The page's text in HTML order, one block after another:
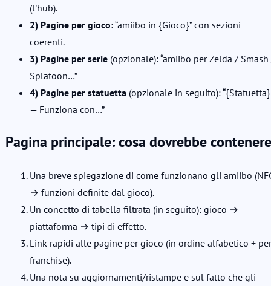
(l'hub).
2) Pagine per gioco: “amiibo in {Gioco}” con sezioni
coerenti.
3) Pagine per serie (opzionale): “amiibo per Zelda /
Splatoon…”
4) Pagine per statuetta (opzionale in seguito): “{Statuetta}
— Funziona con…”
Pagina principale: cosa dovrebbe contenere
Una breve spiegazione di come funzionano gli amiibo
→ funzioni definite dal gioco).
Un concetto di tabella filtrata (in seguito): gioco →
piattaforma → tipi di effetto.
Link rapidi alle pagine per gioco (in ordine alfabetico + per
franchise).
Una nota su aggiornamenti/ristampe e sul fatto che gli